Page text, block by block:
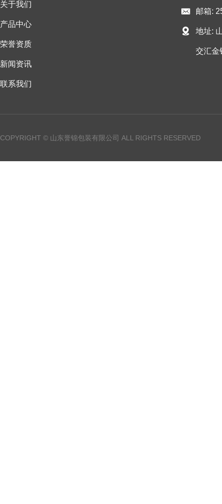
关于我们
产品中心
荣誉资质
新闻资讯
联系我们
邮箱:
地址:
交汇金
COPYRIGHT © 山东誉锦包装有限公司 ALL RIGHTS RESERVED